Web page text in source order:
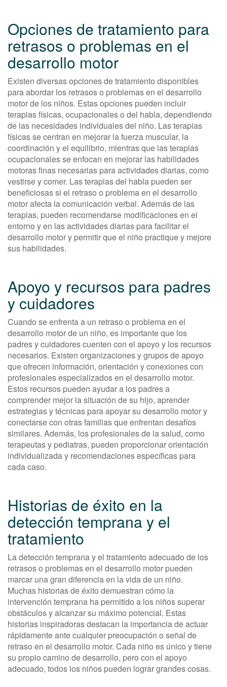
Opciones de tratamiento para
retrasos o problemas en el
desarrollo motor
Existen diversas opciones de tratamiento disponibles
para abordar los retrasos o problemas en el desarrollo
motor de los niños. Estas opciones pueden incluir
terapias físicas, ocupacionales o del habla, dependiendo
de las necesidades individuales del niño. Las terapias
físicas se centran en mejorar la fuerza muscular, la
coordinación y el equilibrio, mientras que las terapias
ocupacionales se enfocan en mejorar las habilidades
motoras finas necesarias para actividades diarias, como
vestirse y comer. Las terapias del habla pueden ser
beneficiosas si el retraso o problema en el desarrollo
motor afecta la comunicación verbal. Además de las
terapias, pueden recomendarse modificaciones en el
entorno y en las actividades diarias para facilitar el
desarrollo motor y permitir que el niño practique y mejore
sus habilidades.
Apoyo y recursos para padres
y cuidadores
Cuando se enfrenta a un retraso o problema en el
desarrollo motor de un niño, es importante que los
padres y cuidadores cuenten con el apoyo y los recursos
necesarios. Existen organizaciones y grupos de apoyo
que ofrecen información, orientación y conexiones con
profesionales especializados en el desarrollo motor.
Estos recursos pueden ayudar a los padres a
comprender mejor la situación de su hijo, aprender
estrategias y técnicas para apoyar su desarrollo motor y
conectarse con otras familias que enfrentan desafíos
similares. Además, los profesionales de la salud, como
terapeutas y pediatras, pueden proporcionar orientación
individualizada y recomendaciones específicas para
cada caso.
Historias de éxito en la
detección temprana y el
tratamiento
La detección temprana y el tratamiento adecuado de los
retrasos o problemas en el desarrollo motor pueden
marcar una gran diferencia en la vida de un niño.
Muchas historias de éxito demuestran cómo la
intervención temprana ha permitido a los niños superar
obstáculos y alcanzar su máximo potencial. Estas
historias inspiradoras destacan la importancia de actuar
rápidamente ante cualquier preocupación o señal de
retraso en el desarrollo motor. Cada niño es único y tiene
su propio camino de desarrollo, pero con el apoyo
adecuado, todos los niños pueden lograr grandes cosas.